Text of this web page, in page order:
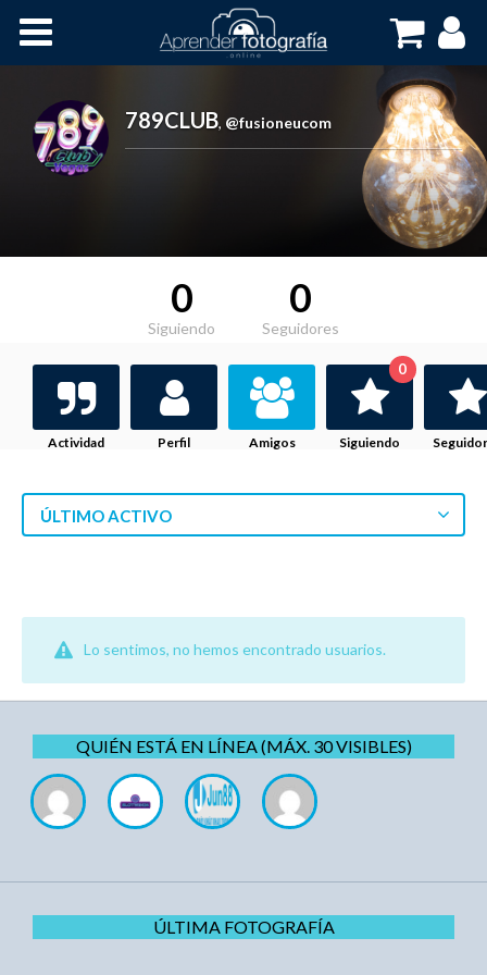
Cursos OnLine
789CLUB, @fusioneucom
0
Siguiendo
0
Seguidores
Actividad Perfil Amigos Siguiendo
0
ÚLTIMO ACTIVO
Lo sentimos, no hemos encontrado usuarios.
QUIÉN ESTÁ EN LÍNEA (MÁX. 30 VISIBLES)
ÚLTIMA FOTOGRAFÍA